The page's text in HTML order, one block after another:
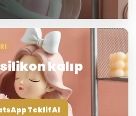
kalıp
Teklif Al